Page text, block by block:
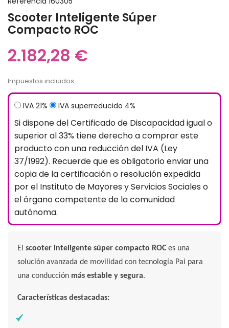
Scooter Inteligente Súper
Compacto ROC
2.182,28 €
Impuestos incluidos
IVA 21% IVA superreducido 4%
Si dispone del Certificado de Discapacidad igual o
superior al 33% tiene derecho a comprar este
producto con una reducción del IVA (Ley
37/1992). Recuerde que es obligatorio enviar una
copia de la certificación o resolución expedida
por el Instituto de Mayores y Servicios Sociales o
el órgano competente de la comunidad
autónoma.
Elscooter inteligente súper compacto ROC es una
solución avanzada de movilidad con tecnología Pai para
una conducción más estable y segura.
Características destacadas: